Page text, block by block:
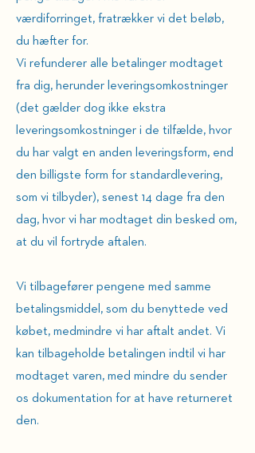
værdiforringet, fratrækker vi det beløb,
du hæfter for.
Vi refunderer alle betalinger modtaget
fra dig, herunder leveringsomkostninger
(det gælder dog ikke ekstra
leveringsomkostninger i de tilfælde, hvor
du har valgt en anden leveringsform, end
den billigste form for standardlevering,
som vi tilbyder), senest 14 dage fra den
dag, hvor vi har modtaget din besked om,
at du vil fortryde aftalen.
Vi tilbagefører pengene med samme
betalingsmiddel, som du benyttede ved
købet, medmindre vi har aftalt andet. Vi
kan tilbageholde betalingen indtil vi har
modtaget varen, med mindre du sender
os dokumentation for at have returneret
den.